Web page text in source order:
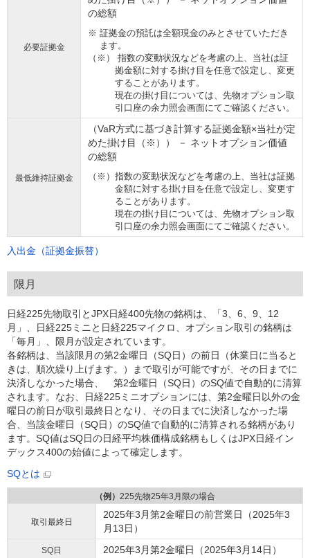
必要証拠金
の総額
※ 証拠金の預託は全額現金のみとさせていただき
ます。
（※） 指数の変動状況などを考慮の上、当社は証
拠金額に対する掛け目を任意で設定し、変更
することがあります。
現在の掛け目については、先物オプション取
引口座の余力照会画面にてご確認ください。
最低維持証拠金
（VaR方式に基づき計算する証拠金額×当社が定
めた掛け目（※）） － ネットオプション価値
の総額
（※）指数の変動状況などを考慮の上、当社は証拠
金額に対する掛け目を任意で設定し、変更す
ることがあります。
現在の掛け目については、先物オプション取
引口座の余力照会画面にてご確認ください。
入出金（証拠金振替）
限月
日経225先物取引とJPX日経400先物の銘柄は、「3、6、9、12
月」、日経225ミニと日経225マイクロ、オプション取引の銘柄は
「毎月」、限月が設定されています。
各銘柄は、当該限月の第2金曜日（SQ日）の前日（休業日に当ると
きは、順次繰り上げます。）まで取引が可能ですが、その日までに
決済しなかった場合、 第2金曜日（SQ日）のSQ値で自動的に清算
されます。なお、日経225ミニオプションには、第2金曜日以外の金
曜日の前日が取引最終日となり、その日までに決済しなかった場
合、当該金曜日（SQ日）のSQ値で自動的に清算される銘柄があり
ます。SQ値はSQ日の日経平均株価構成銘柄もしくはJPX日経イン
デックス400の始値によって確定します。
SQとは
（例） 225先物25年3月限の場合
取引最終日
2025年3月第2金曜日の前営業日（2025年3
月13日）
SQ日 2025年3月第2金曜日（2025年3月14日）